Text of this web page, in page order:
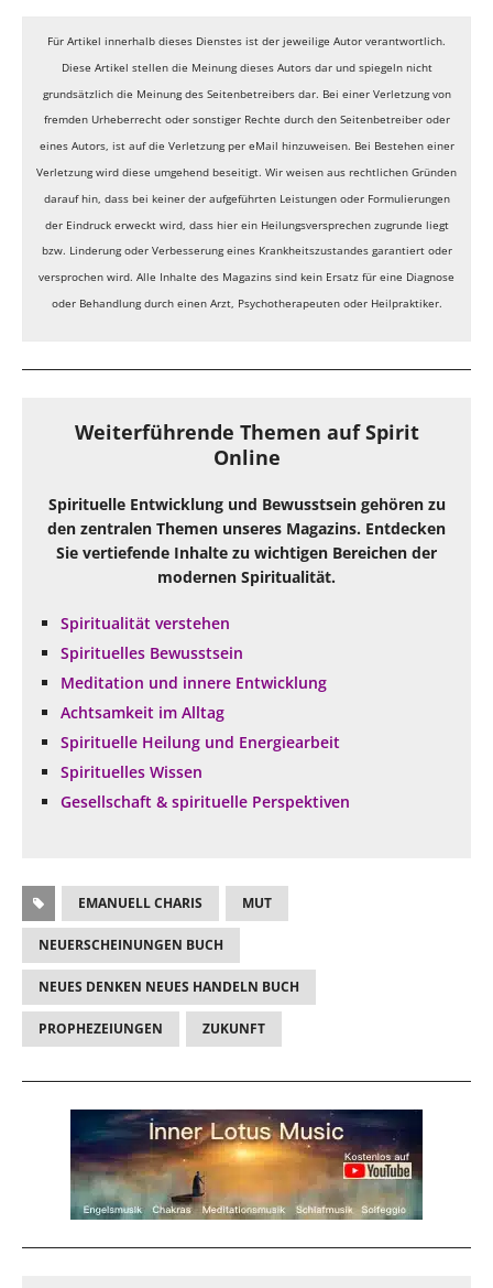
Für Artikel innerhalb dieses Dienstes ist der jeweilige Autor verantwortlich.
Diese Artikel stellen die Meinung dieses Autors dar und spiegeln nicht
grundsätzlich die Meinung des Seitenbetreibers dar. Bei einer Verletzung von
fremden Urheberrecht oder sonstiger Rechte durch den Seitenbetreiber oder
eines Autors, ist auf die Verletzung per eMail hinzuweisen. Bei Bestehen einer
Verletzung wird diese umgehend beseitigt. Wir weisen aus rechtlichen Gründen
darauf hin, dass bei keiner der aufgeführten Leistungen oder Formulierungen
der Eindruck erweckt wird, dass hier ein Heilungsversprechen zugrunde liegt
bzw. Linderung oder Verbesserung eines Krankheitszustandes garantiert oder
versprochen wird. Alle Inhalte des Magazins sind kein Ersatz für eine Diagnose
oder Behandlung durch einen Arzt, Psychotherapeuten oder Heilpraktiker.
Weiterführende Themen auf Spirit
Online
Spirituelle Entwicklung und Bewusstsein gehören zu
den zentralen Themen unseres Magazins. Entdecken
Sie vertiefende Inhalte zu wichtigen Bereichen der
modernen Spiritualität.
Spiritualität verstehen
Spirituelles Bewusstsein
Meditation und innere Entwicklung
Achtsamkeit im Alltag
Spirituelle Heilung und Energiearbeit
Spirituelles Wissen
Gesellschaft & spirituelle Perspektiven
EMANUELL CHARIS MUT
NEUERSCHEINUNGEN BUCH
NEUES DENKEN NEUES HANDELN BUCH
PROPHEZEIUNGEN ZUKUNFT